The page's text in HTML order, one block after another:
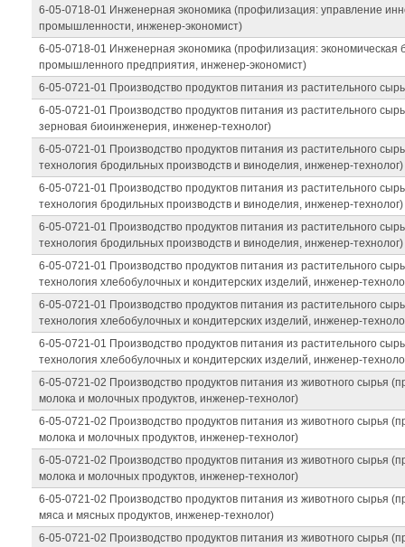
6-05-0718-01 Инженерная экономика (профилизация: управление
промышленности, инженер-экономист)
6-05-0718-01 Инженерная экономика (профилизация: экономическая
промышленного предприятия, инженер-экономист)
6-05-0721-01 Производство продуктов питания из растительного
6-05-0721-01 Производство продуктов питания из растительного
зерновая биоинженерия, инженер-технолог)
6-05-0721-01 Производство продуктов питания из растительного
технология бродильных производств и виноделия, инженер-технолог)
6-05-0721-01 Производство продуктов питания из растительного
технология бродильных производств и виноделия, инженер-технолог)
6-05-0721-01 Производство продуктов питания из растительного
технология бродильных производств и виноделия, инженер-технолог)
6-05-0721-01 Производство продуктов питания из растительного
технология хлебобулочных и кондитерских изделий, инженер-
6-05-0721-01 Производство продуктов питания из растительного
технология хлебобулочных и кондитерских изделий, инженер-
6-05-0721-01 Производство продуктов питания из растительного
технология хлебобулочных и кондитерских изделий, инженер-
6-05-0721-02 Производство продуктов питания из животного сырья
молока и молочных продуктов, инженер-технолог)
6-05-0721-02 Производство продуктов питания из животного сырья
молока и молочных продуктов, инженер-технолог)
6-05-0721-02 Производство продуктов питания из животного сырья
молока и молочных продуктов, инженер-технолог)
6-05-0721-02 Производство продуктов питания из животного сырья
мяса и мясных продуктов, инженер-технолог)
6-05-0721-02 Производство продуктов питания из животного сырья